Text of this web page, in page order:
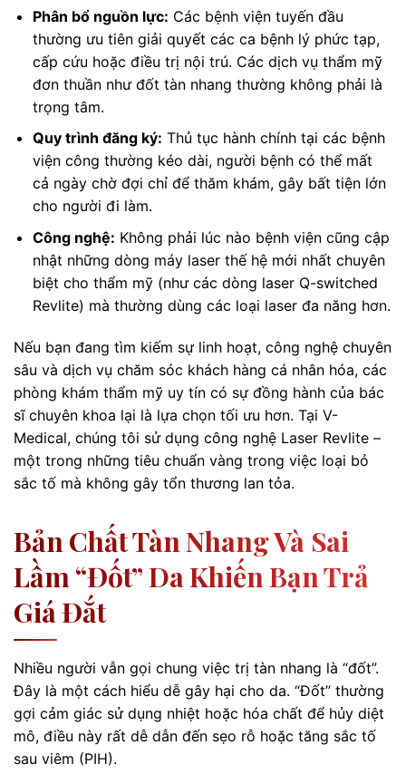
Phân bổ nguồn lực: Các bệnh viện tuyến đầu
thường ưu tiên giải quyết các ca bệnh lý phức tạp,
cấp cứu hoặc điều trị nội trú. Các dịch vụ thẩm mỹ
đơn thuần như đốt tàn nhang thường không phải là
trọng tâm.
Quy trình đăng ký: Thủ tục hành chính tại các bệnh
viện công thường kéo dài, người bệnh có thể mất
cả ngày chờ đợi chỉ để thăm khám, gây bất tiện lớn
cho người đi làm.
Công nghệ: Không phải lúc nào bệnh viện cũng cập
nhật những dòng máy laser thế hệ mới nhất chuyên
biệt cho thẩm mỹ (như các dòng laser Q-switched
Revlite) mà thường dùng các loại laser đa năng hơn.
Nếu bạn đang tìm kiếm sự linh hoạt, công nghệ chuyên
sâu và dịch vụ chăm sóc khách hàng cá nhân hóa, các
phòng khám thẩm mỹ uy tín có sự đồng hành của bác
sĩ chuyên khoa lại là lựa chọn tối ưu hơn. Tại V-
Medical, chúng tôi sử dụng công nghệ Laser Revlite –
một trong những tiêu chuẩn vàng trong việc loại bỏ
sắc tố mà không gây tổn thương lan tỏa.
Bản Chất Tàn Nhang Và Sai
Lầm “đốt” Da Khiến Bạn Trả
Giá Đắt
Nhiều người vẫn gọi chung việc trị tàn nhang là “đốt”.
Đây là một cách hiểu dễ gây hại cho da. “Đốt” thường
gợi cảm giác sử dụng nhiệt hoặc hóa chất để hủy diệt
mô, điều này rất dễ dẫn đến sẹo rỗ hoặc tăng sắc tố
sau viêm (PIH).